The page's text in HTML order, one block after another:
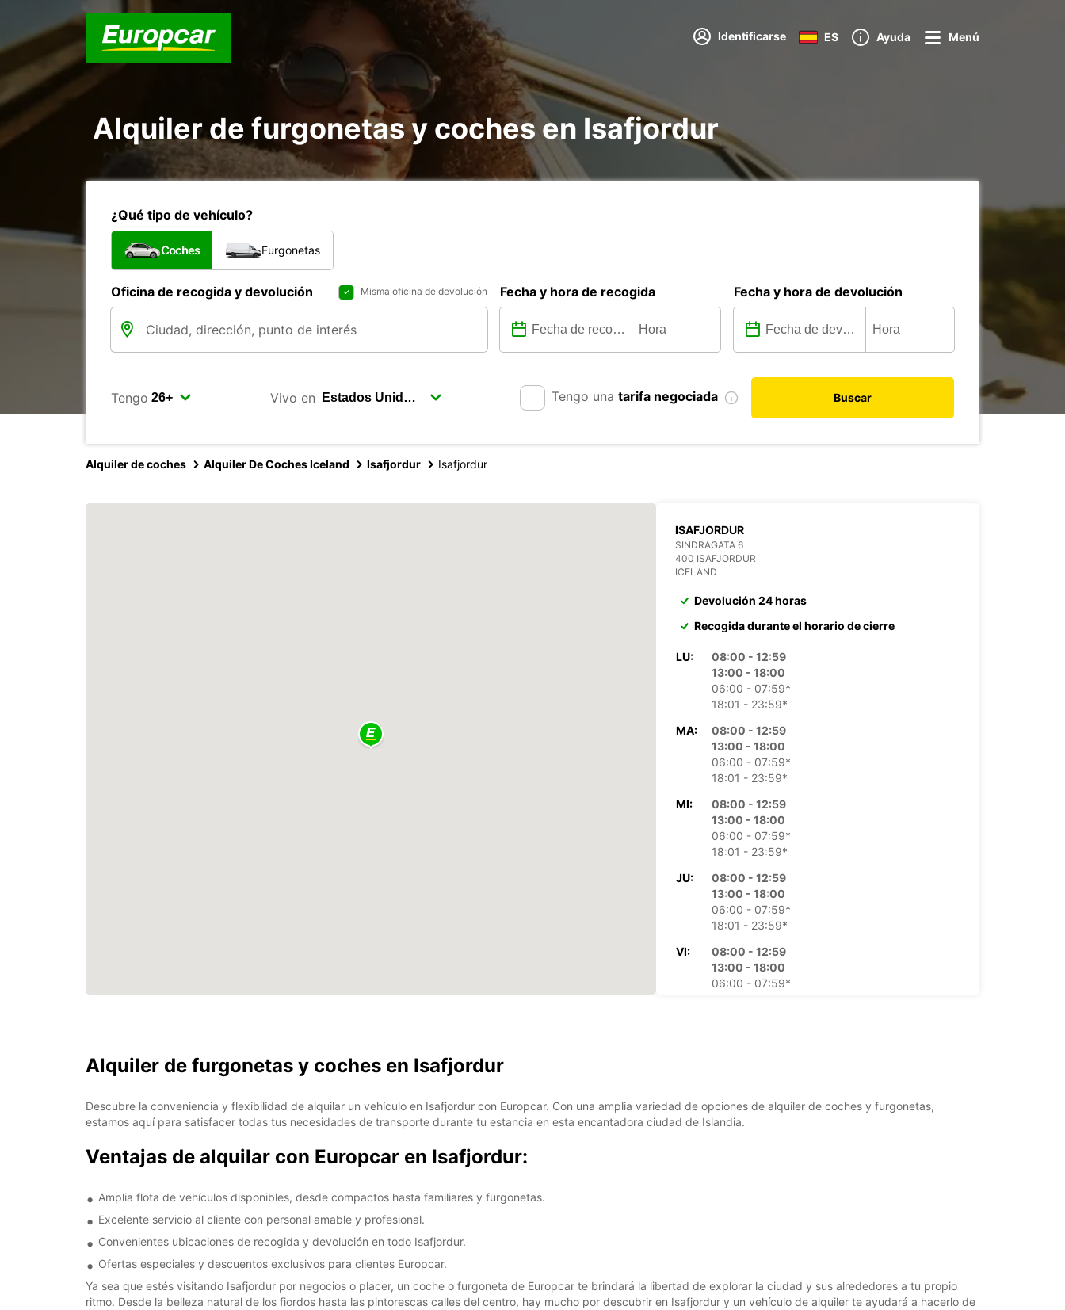
Identificarse ES Ayuda Menú
Alquiler de furgonetas y coches en Isafjordur
¿Qué tipo de vehículo?
Coches Furgonetas
Oficina de recogida y devolución Misma oficina de devolución Fecha y hora de recogida Fecha y hora de devolución
Tengo Vivo en Tengo una tarifa negociada Buscar
Alquiler de coches Alquiler De Coches Iceland Isafjordur Isafjordur
ISAFJORDUR
SINDRAGATA 6
400 ISAFJORDUR
ICELAND
Devolución 24 horas
Recogida durante el horario de cierre
LU:
08:00 - 12:59
13:00 - 18:00
06:00 - 07:59*
18:01 - 23:59*
MA:
08:00 - 12:59
13:00 - 18:00
06:00 - 07:59*
18:01 - 23:59*
MI:
08:00 - 12:59
13:00 - 18:00
06:00 - 07:59*
18:01 - 23:59*
JU:
08:00 - 12:59
13:00 - 18:00
06:00 - 07:59*
18:01 - 23:59*
VI:
08:00 - 12:59
13:00 - 18:00
06:00 - 07:59*
08:00 - 12:59
13:00 - 18:00
06:00 - 07:59*
Cómo llegar
Alquiler de furgonetas y coches en Isafjordur
Descubre la conveniencia y flexibilidad de alquilar un vehículo en Isafjordur con Europcar. Con una amplia variedad de opciones de alquiler de coches y furgonetas,
estamos aquí para satisfacer todas tus necesidades de transporte durante tu estancia en esta encantadora ciudad de Islandia.
Ventajas de alquilar con Europcar en Isafjordur:
Amplia flota de vehículos disponibles, desde compactos hasta familiares y furgonetas.
Excelente servicio al cliente con personal amable y profesional.
Convenientes ubicaciones de recogida y devolución en todo Isafjordur.
Ofertas especiales y descuentos exclusivos para clientes Europcar.
Ya sea que estés visitando Isafjordur por negocios o placer, un coche o furgoneta de Europcar te brindará la libertad de explorar la ciudad y sus alrededores a tu propio
ritmo. Desde la belleza natural de los fiordos hasta las pintorescas calles del centro, hay mucho por descubrir en Isafjordur y un vehículo de alquiler te ayudará a hacerlo de